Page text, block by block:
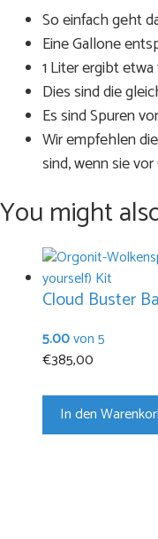
So einfach geht
Eine Gallone
1 Liter ergibt
Dies sind die
Es sind Spuren
Wir empfehlen
sind, wenn sie
You might
Cloud Buster
5.00von 5
€385,00
In den